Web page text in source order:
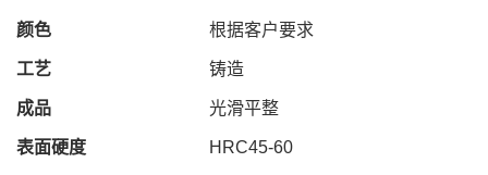
颜色 根据客户要求
工艺 铸造
成品 光滑平整
表面硬度 HRC45-60